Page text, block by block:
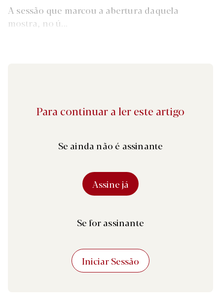
A sessão que marcou a abertura daquela
mostra, no ú...
Para continuar a ler este artigo
Se ainda não é assinante
Assine já
Se for assinante
Iniciar Sessão